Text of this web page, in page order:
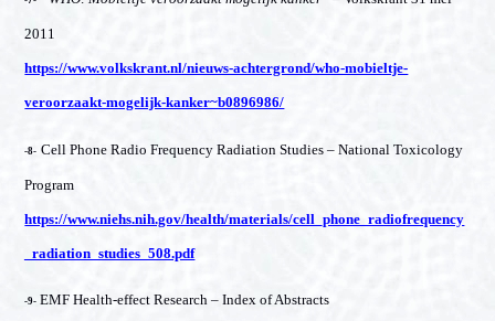
2011
https://www.volkskrant.nl/nieuws-achtergrond/who-mobieltje-
veroorzaakt-mogelijk-kanker~b0896986/
-8- Cell Phone Radio Frequency Radiation Studies – National Toxicology
Program
https://www.niehs.nih.gov/health/materials/cell_phone_radiofrequency
_radiation_studies_508.pdf
-9- EMF Health-effect Research – Index of Abstracts